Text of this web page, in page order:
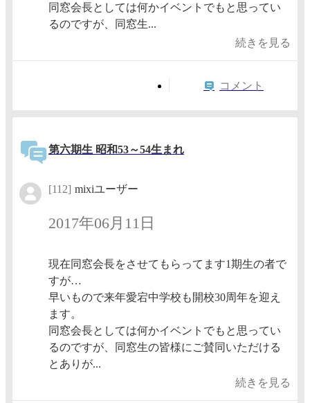
同窓会長としては何かイベントでもと思ってい
るのですが、同窓生...
続きを見る
コメント
第六期生 昭和53～54生まれ
[112] mixiユーザー
2017年06月11日
現在同窓会長をさせてもらってます1期生の者で
すが…
早いもので来年愛宕中学校も開校30周年を迎え
ます。
同窓会長としては何かイベントでもと思ってい
るのですが、同窓生の皆様にご賛同いただける
とありが...
続きを見る